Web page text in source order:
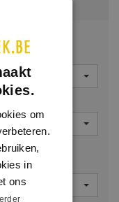
om
in
ons